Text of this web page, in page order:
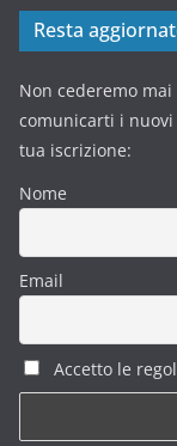
Resta
Non cederemo
comunicarti i nuovi
tua iscrizione:
Nome
Email
Accetto le